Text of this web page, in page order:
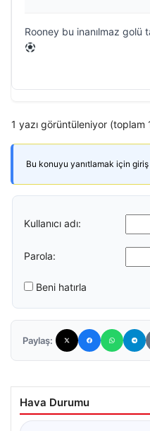
Rooney bu inanılmaz golü
1 yazı görüntüleniyor (toplam
Bu konuyu yanıtlamak için giriş
Kullanıcı adı:
Parola:
Beni hatırla
Paylaş:
Hava Durumu